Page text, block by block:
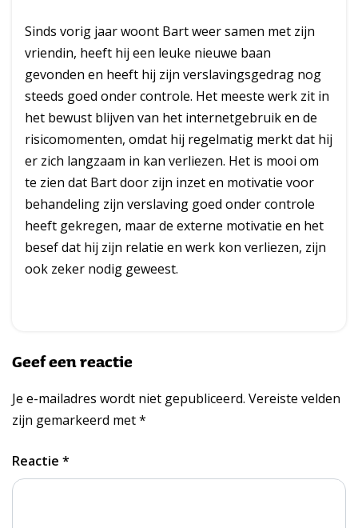
Sinds vorig jaar woont Bart weer samen met zijn
vriendin, heeft hij een leuke nieuwe baan
gevonden en heeft hij zijn verslavingsgedrag nog
steeds goed onder controle. Het meeste werk zit in
het bewust blijven van het internetgebruik en de
risicomomenten, omdat hij regelmatig merkt dat hij
er zich langzaam in kan verliezen. Het is mooi om
te zien dat Bart door zijn inzet en motivatie voor
behandeling zijn verslaving goed onder controle
heeft gekregen, maar de externe motivatie en het
besef dat hij zijn relatie en werk kon verliezen, zijn
ook zeker nodig geweest.
Geef een reactie
Je e-mailadres wordt niet gepubliceerd. Vereiste velden
zijn gemarkeerd met*
Reactie *